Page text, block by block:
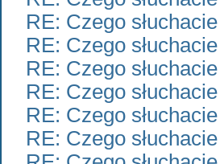
RE: Czego
RE: Czego
RE: Czego
RE: Czego
RE: Czego
RE: Czego